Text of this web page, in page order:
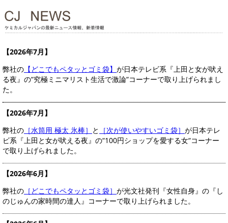
【2026年7月】
弊社の 【どこでもペタッとゴミ袋】 が日本テレビ系『上田と女が吠え
る夜』の“究極ミニマリスト生活で激論“コーナーで取り上げられまし
た。
【2026年7月】
弊社の ［水筒用 極太 氷棒］ と ［次が使いやすいゴミ袋］ が日本テレ
ビ系『上田と女が吠える夜』の“100円ショップを愛する女“コーナー
で取り上げられました。
【2026年6月】
弊社の ［どこでもペタッとゴミ袋］ が光文社発刊『女性自身』の『し
のじゅんの家時間の達人』コーナーで取り上げられました。